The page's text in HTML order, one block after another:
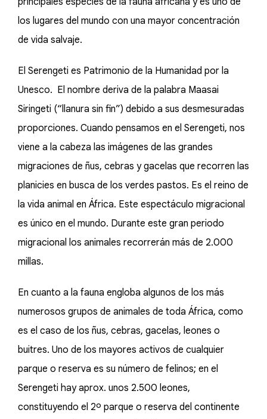
los lugares del mundo con una mayor concentración
de vida salvaje.
El Serengeti es Patrimonio de la Humanidad por la
Unesco. El nombre deriva de la palabra Maasai
Siringeti (“llanura sin fin”) debido a sus desmesuradas
proporciones. Cuando pensamos en el Serengeti, nos
viene a la cabeza las imágenes de las grandes
migraciones de ñus, cebras y gacelas que recorren las
planicies en busca de los verdes pastos. Es el reino de
la vida animal en África. Este espectáculo migracional
es único en el mundo. Durante este gran periodo
migracional los animales recorrerán más de 2.000
millas.
En cuanto a la fauna engloba algunos de los más
numerosos grupos de animales de toda África, como
es el caso de los ñus, cebras, gacelas, leones o
buitres. Uno de los mayores activos de cualquier
parque o reserva es su número de felinos; en el
Serengeti hay aprox. unos 2.500 leones,
constituyendo el 2º parque o reserva del continente